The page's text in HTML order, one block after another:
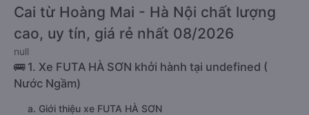
Cai từ Hoàng Mai - Hà Nội chất lượng
cao, uy tín, giá rẻ nhất 08/2026
null
🚌 1. Xe FUTA HÀ SƠN khởi hành tại undefined (
Nước Ngầm)
a. Giới thiệu xe FUTA HÀ SƠN